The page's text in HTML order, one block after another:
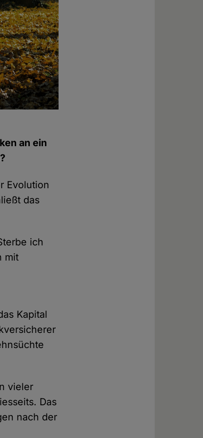
an ein
Evolution
das
ich
mit
Kapital
vieler
Das
nach der